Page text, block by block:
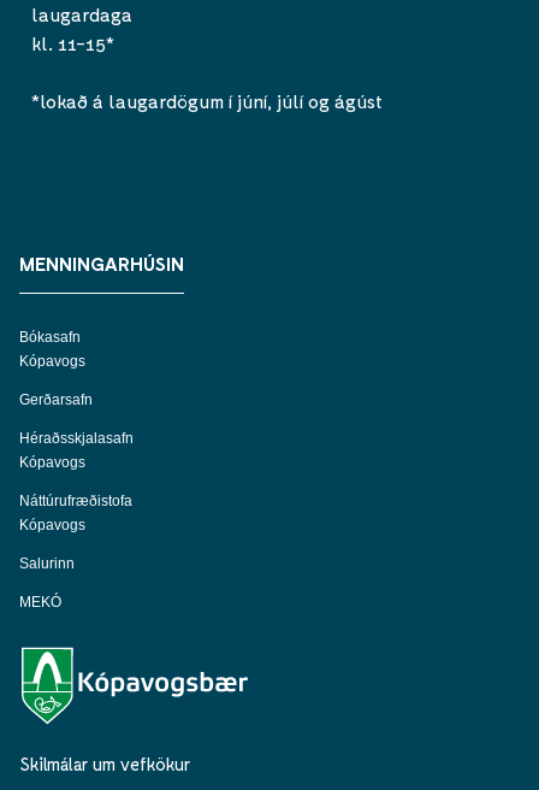
laugardaga
kl. 11-15*
*lokað á laugardögum í júní, júlí og ágúst
MENNINGARHÚSIN
Bókasafn
Kópavogs
Gerðarsafn
Héraðsskjalasafn
Kópavogs
Náttúrufræðistofa
Kópavogs
Salurinn
MEKÓ
Skilmálar um vefkökur